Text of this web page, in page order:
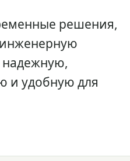
решения,
надежную,
и удобную для